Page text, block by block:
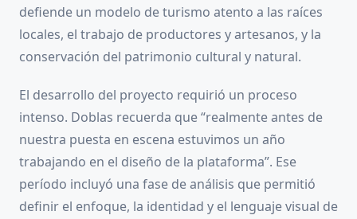
defiende un modelo de turismo atento a las raíces
locales, el trabajo de productores y artesanos, y la
conservación del patrimonio cultural y natural.
El desarrollo del proyecto requirió un proceso
intenso. Doblas recuerda que “realmente antes de
nuestra puesta en escena estuvimos un año
trabajando en el diseño de la plataforma”. Ese
período incluyó una fase de análisis que permitió
definir el enfoque, la identidad y el lenguaje visual de